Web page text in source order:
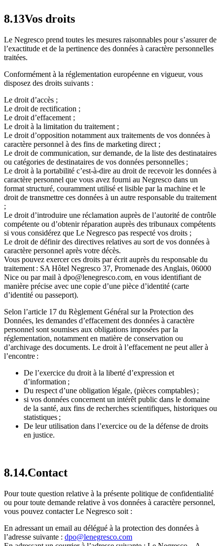
8.13Vos droits
Le Negresco prend toutes les mesures raisonnables pour s’assurer de
l’exactitude et de la pertinence des données à caractère personnelles
traitées.
Conformément à la réglementation européenne en vigueur, vous
disposez des droits suivants :
Le droit d’accès ;
Le droit de rectification ;
Le droit d’effacement ;
Le droit à la limitation du traitement ;
Le droit d’opposition notamment aux traitements de vos données à
caractère personnel à des fins de marketing direct ;
Le droit de communication, sur demande, de la liste des destinataires
ou catégories de destinataires de vos données personnelles ;
Le droit à la portabilité c’est-à-dire au droit de recevoir les données à
caractère personnel que vous avez fourni au Negresco dans un
format structuré, couramment utilisé et lisible par la machine et le
droit de transmettre ces données à un autre responsable du traitement
;
Le droit d’introduire une réclamation auprès de l’autorité de contrôle
compétente ou d’obtenir réparation auprès des tribunaux compétents
si vous considérez que Le Negresco pas respecté vos droits ;
Le droit de définir des directives relatives au sort de vos données à
caractère personnel après votre décès.
Vous pouvez exercer ces droits par écrit auprès du responsable du
traitement : SA Hôtel Negresco 37, Promenade des Anglais, 06000
Nice ou par mail à dpo@lenegresco.com, en vous identifiant de
manière précise avec une copie d’une pièce d’identité (carte
d’identité ou passeport).
Selon l’article 17 du Règlement Général sur la Protection des
Données, les demandes d’effacement des données à caractère
personnel sont soumises aux obligations imposées par la
réglementation, notamment en matière de conservation ou
d’archivage des documents. Le droit à l’effacement ne peut aller à
l’encontre :
De l’exercice du droit à la liberté d’expression et
d’information ;
Du respect d’une obligation légale, (pièces comptables) ;
si vos données concernent un intérêt public dans le domaine
de la santé, aux fins de recherches scientifiques, historiques ou
statistiques ;
De leur utilisation dans l’exercice ou de la défense de droits
en justice.
8.14.Contact
Pour toute question relative à la présente politique de confidentialité
ou pour toute demande relative à vos données à caractère personnel,
vous pouvez contacter Le Negresco soit :
En adressant un email au délégué à la protection des données à
l’adresse suivante : dpo@lenegresco.com